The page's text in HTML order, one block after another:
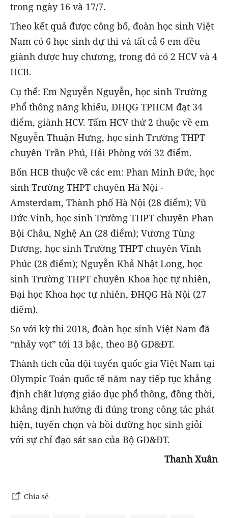
trong ngày 16 và 17/7.
Theo kết quả được công bố, đoàn học sinh Việt
Nam có 6 học sinh dự thi và tất cả 6 em đều
giành được huy chương, trong đó có 2 HCV và 4
HCB.
Cụ thể: Em Nguyễn Nguyễn, học sinh Trường
Phổ thông năng khiếu, ĐHQG TPHCM đạt 34
điểm, giành HCV. Tấm HCV thứ 2 thuộc về em
Nguyễn Thuận Hưng, học sinh Trường THPT
chuyên Trần Phú, Hải Phòng với 32 điểm.
Bốn HCB thuộc về các em: Phan Minh Đức, học
sinh Trường THPT chuyên Hà Nội -
Amsterdam, Thành phố Hà Nội (28 điểm); Vũ
Đức Vinh, học sinh Trường THPT chuyên Phan
Bội Châu, Nghệ An (28 điểm); Vương Tùng
Dương, học sinh Trường THPT chuyên Vĩnh
Phúc (28 điểm); Nguyễn Khả Nhật Long, học
sinh Trường THPT chuyên Khoa học tự nhiên,
Đại học Khoa học tự nhiên, ĐHQG Hà Nội (27
điểm).
So với kỳ thi 2018, đoàn học sinh Việt Nam đã
“nhảy vọt” tới 13 bậc, theo Bộ GD&ĐT.
Thành tích của đội tuyển quốc gia Việt Nam tại
Olympic Toán quốc tế năm nay tiếp tục khẳng
định chất lượng giáo dục phổ thông, đồng thời,
khẳng định hướng đi đúng trong công tác phát
hiện, tuyển chọn và bồi dưỡng học sinh giỏi
với sự chỉ đạo sát sao của Bộ GD&ĐT.
Thanh Xuân
Chia sẻ